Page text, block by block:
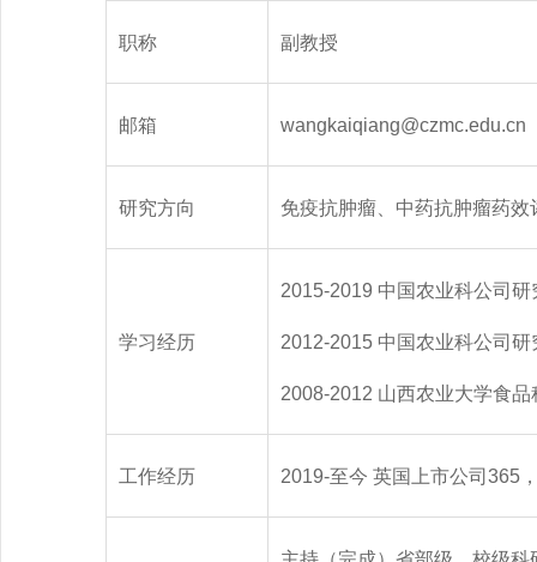
职称 副教授
邮箱 wangkaiqiang@czmc.edu.cn
研究方向 免疫抗肿瘤、中药抗肿瘤药效
学习经历
2015-2019 中国农业科公司
2012-2015 中国农业科公司
2008-2012 山西农业大学食
工作经历 2019-至今 英国上市公司365